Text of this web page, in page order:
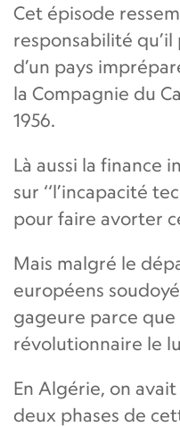
Cet épisode
responsabilité
d’un pays
la Compagnie du
1956.
Là aussi la finance
sur ‘‘l’incapacité
pour faire avorter
Mais malgré le
européens
gageure parce
révolutionnaire le
En Algérie, on
deux phases de